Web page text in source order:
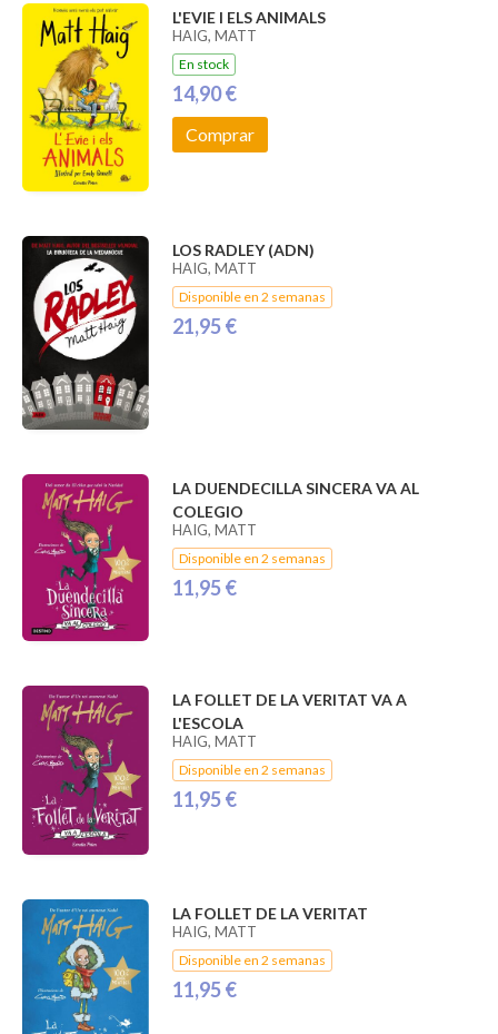
L'EVIE I ELS ANIMALS
HAIG, MATT
En stock
14,90 €
Comprar
LOS RADLEY (ADN)
HAIG, MATT
Disponible en 2 semanas
21,95 €
LA DUENDECILLA SINCERA VA AL
COLEGIO
HAIG, MATT
Disponible en 2 semanas
11,95 €
LA FOLLET DE LA VERITAT VA A
L'ESCOLA
HAIG, MATT
Disponible en 2 semanas
11,95 €
LA FOLLET DE LA VERITAT
HAIG, MATT
Disponible en 2 semanas
11,95 €